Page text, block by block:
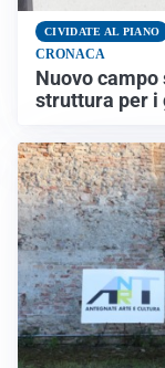
CIVIDATE AL PIANO
CRONACA
Nuovo
struttura per i